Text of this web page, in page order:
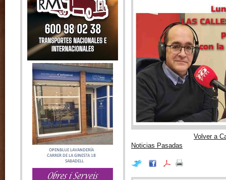
Volver a
Noticias Pasadas